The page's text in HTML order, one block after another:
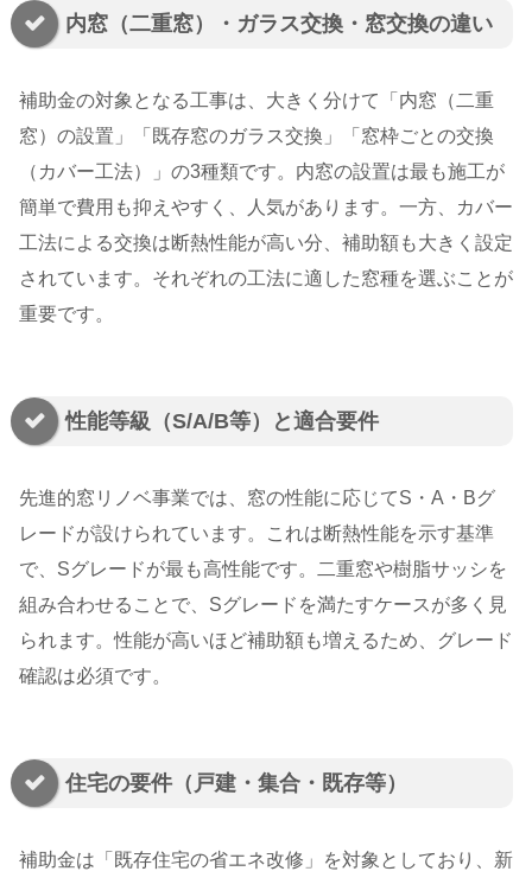
内窓（二重窓）・ガラス交換・窓交換の違い
補助金の対象となる工事は、大きく分けて「内窓（二重
窓）の設置」「既存窓のガラス交換」「窓枠ごとの交換
（カバー工法）」の3種類です。内窓の設置は最も施工が
簡単で費用も抑えやすく、人気があります。一方、カバー
工法による交換は断熱性能が高い分、補助額も大きく設定
されています。それぞれの工法に適した窓種を選ぶことが
重要です。
性能等級（S/A/B等）と適合要件
先進的窓リノベ事業では、窓の性能に応じてS・A・Bグ
レードが設けられています。これは断熱性能を示す基準
で、Sグレードが最も高性能です。二重窓や樹脂サッシを
組み合わせることで、Sグレードを満たすケースが多く見
られます。性能が高いほど補助額も増えるため、グレード
確認は必須です。
住宅の要件（戸建・集合・既存等）
補助金は「既存住宅の省エネ改修」を対象としており、新